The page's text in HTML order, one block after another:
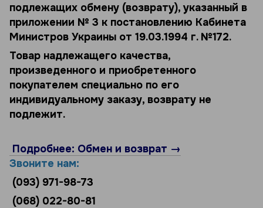
подлежащих обмену (возврату), указанный в
приложении № 3 к постановлению Кабинета
Министров Украины от 19.03.1994 г. №172.
Товар надлежащего качества,
произведенного и приобретенного
покупателем специально по его
индивидуальному заказу, возврату не
подлежит.
Подробнее: Обмен и возврат →
Звоните нам:
(093) 971-98-73
(068) 022-80-81